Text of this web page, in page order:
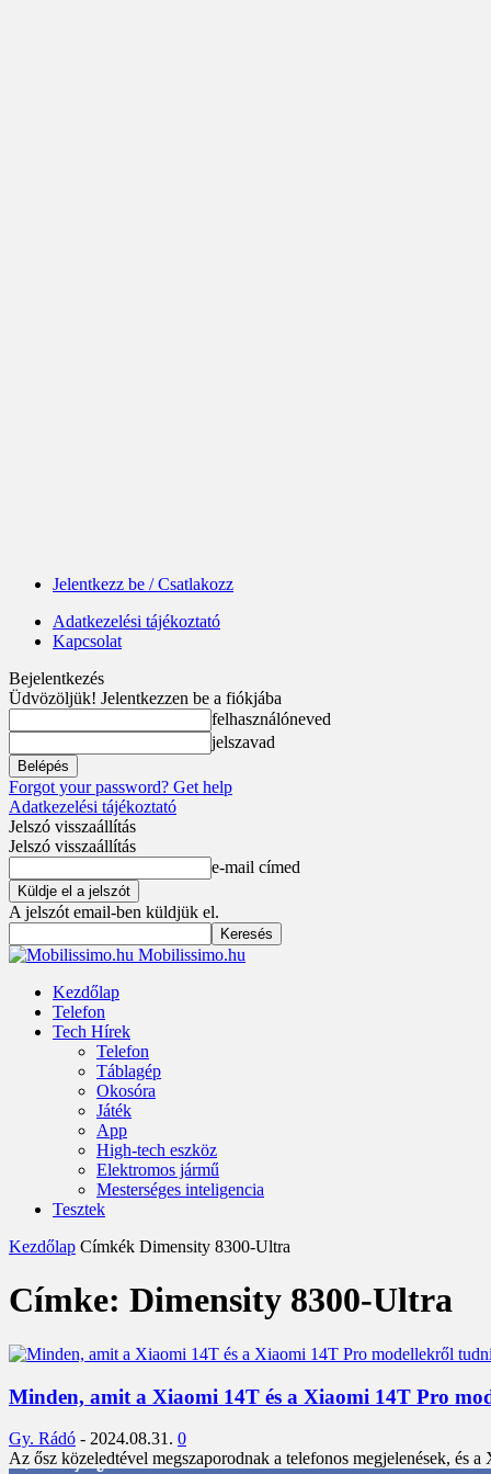
Jelentkezz be / Csatlakozz
Adatkezelési tájékoztató
Kapcsolat
Bejelentkezés
Üdvözöljük! Jelentkezzen be a fiókjába
felhasználóneved
jelszavad
Forgot your password? Get help
Adatkezelési tájékoztató
Jelszó visszaállítás
Jelszó visszaállítás
e-mail címed
A jelszót email-ben küldjük el.
Mobilissimo.hu
Kezdőlap
Telefon
Tech Hírek
Telefon
Táblagép
Okosóra
Játék
App
High-tech eszköz
Elektromos jármű
Mesterséges inteligencia
Tesztek
Kezdőlap Címkék Dimensity 8300-Ultra
Címke: Dimensity 8300-Ultra
Minden, amit a Xiaomi 14T és a Xiaomi 14T Pro
Gy. Rádó - 2024.08.31. 0
Az ősz közeledtével megszaporodnak a telefonos megjelenések, és
3,452
Rajongók